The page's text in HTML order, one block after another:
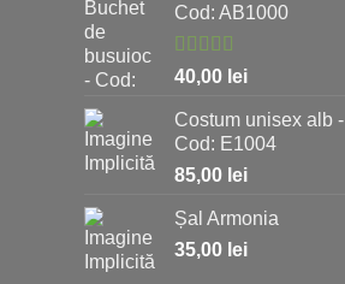
Cod: AB1000
Evaluat la
5.00
din 5
40,00 lei
Costum unisex alb -
Cod: E1004
85,00 lei
Șal Armonia
35,00 lei